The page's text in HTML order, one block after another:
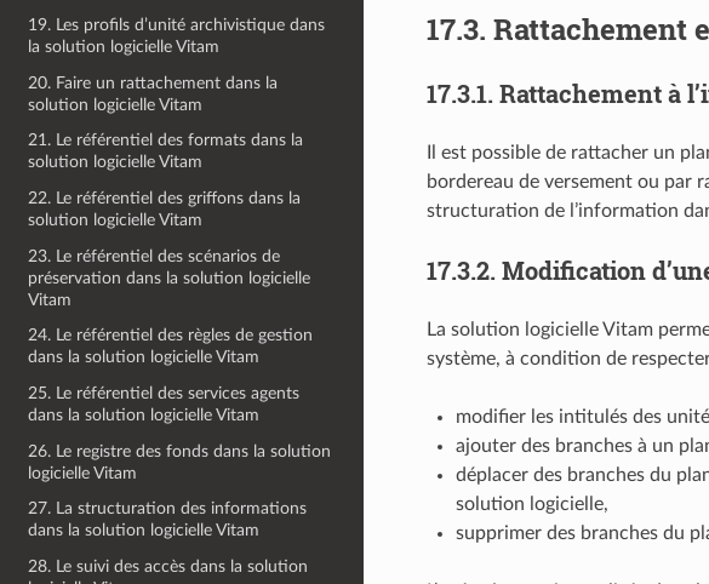
19. Les profils d’unité archivistique dans
la solution logicielle Vitam
20. Faire un rattachement dans la
solution logicielle Vitam
21. Le référentiel des formats dans la
solution logicielle Vitam
22. Le référentiel des griffons dans la
solution logicielle Vitam
23. Le référentiel des scénarios de
préservation dans la solution logicielle
Vitam
24. Le référentiel des règles de gestion
dans la solution logicielle Vitam
25. Le référentiel des services agents
dans la solution logicielle Vitam
26. Le registre des fonds dans la solution
logicielle Vitam
27. La structuration des informations
dans la solution logicielle Vitam
28. Le suivi des accès dans la solution
17.3. Rattachement
17.3.1. Rattachement à
Il est possible de rattacher un
bordereau de versement ou par
structuration de l’information
17.3.2. Modification
La solution logicielle Vitam
système, à condition de
modifier les intitulés des
ajouter des branches à un
déplacer des branches du
solution logicielle,
supprimer des branches du